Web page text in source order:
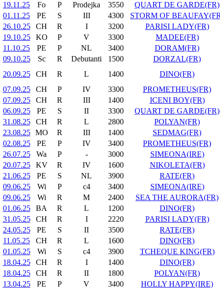
19.11.25
Fo P Prodejka 3550
QUART DE GARDE(FR)
01.11.25
PE S III 4300
STORM OF
26.10.25
CH R I 3200
PARISI LADY(FR)
19.10.25
KO P V 3300
MADEE(FR)
11.10.25
PE P NL 3400
DORAM(FR)
09.10.25
Sc R Debutanti 1500
DORZAL(FR)
20.09.25
CH R L 1400
DINO(FR)
07.09.25
CH P IV 3300
PROMETHEUS(FR)
07.09.25
CH R III 1400
ICENI BOY(FR)
06.09.25
PE S II 3300
QUART DE GARDE(FR)
31.08.25
CH R L 2800
POLYAN(FR)
23.08.25
MO R III 1400
SEDMAG(FR)
02.08.25
PE P IV 3400
PROMETHEUS(FR)
26.07.25
Wa P - 3000
SIMEONA(IRE)
20.07.25
KV R IV 1600
NIKOLETA(FR)
21.06.25
PE S NL 3900
RATE(FR)
09.06.25
Wi P c4 3400
SIMEONA(IRE)
09.06.25
Wi R M 2400
SEA THE AURORA(FR)
01.06.25
BA R L 1200
DINO(FR)
31.05.25
CH R I 2220
PARISI LADY(FR)
24.05.25
PE S II 3500
RATE(FR)
11.05.25
CH R L 1600
DINO(FR)
01.05.25
Wi S c4 3900
TCHEQUE KING(FR)
18.04.25
CH R I 1400
DINO(FR)
18.04.25
CH R II 1800
POLYAN(FR)
13.04.25
PE P V 3400
HOLLY HAPPY(IRE)